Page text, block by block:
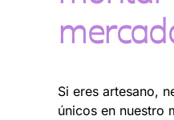
Si eres artesano,
únicos en nuestro